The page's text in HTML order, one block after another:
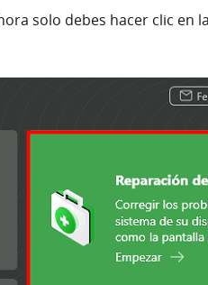
solo debes hacer clic en